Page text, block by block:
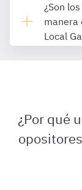
¿Son
manera
Local
¿Por qué